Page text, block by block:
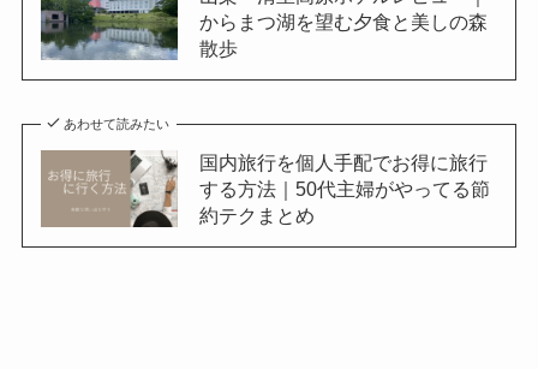
からまつ湖を望む夕食と美しの森
散歩
あわせて読みたい
国内旅行を個人手配でお得に旅行
する方法｜50代主婦がやってる節
約テクまとめ